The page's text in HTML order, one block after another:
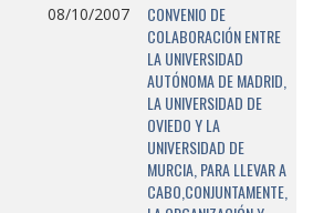
08/10/2007
CONVENIO DE
COLABORACIÓN ENTRE
LA UNIVERSIDAD
AUTÓNOMA DE MADRID,
LA UNIVERSIDAD DE
OVIEDO Y LA
UNIVERSIDAD DE
MURCIA, PARA LLEVAR A
CABO,CONJUNTAMENTE,